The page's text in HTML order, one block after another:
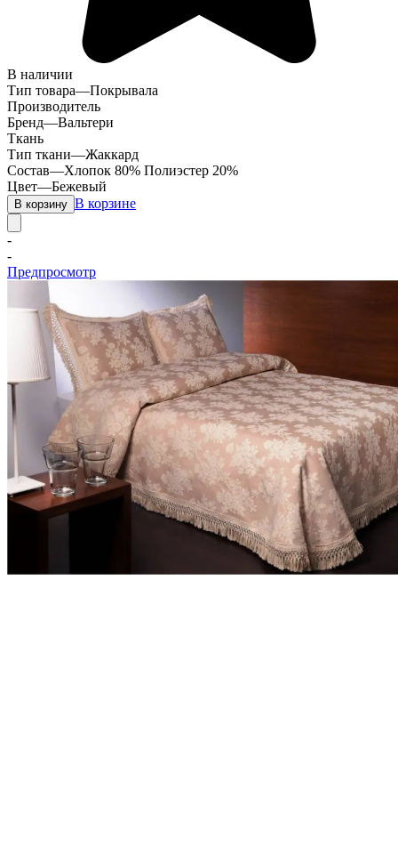
В наличии
Тип товара—Покрывала
Производитель
Бренд—Вальтери
Ткань
Тип ткани—Жаккард
Состав—Хлопок 80% Полиэстер 20%
Цвет—Бежевый
В корзину В корзине
-
-
Предпросмотр